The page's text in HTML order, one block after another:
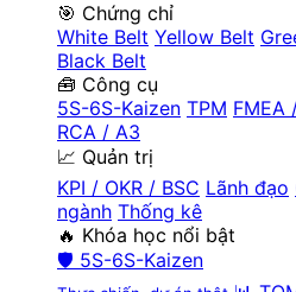
🎯 Chứng chỉ
White Belt Yellow Belt
Black Belt
🧰 Công cụ
5S-6S-Kaizen TPM FMEA
RCA / A3
📈 Quản trị
KPI / OKR / BSC Lãnh đạo
ngành Thống kê
🔥 Khóa học nổi bật
🛡️ 5S-6S-Kaizen